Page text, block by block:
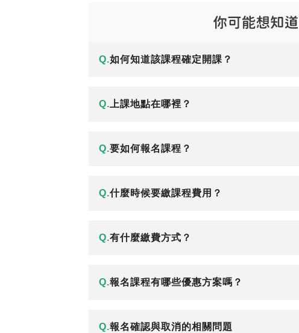
Q.如何知道該課程確定開課？
Q. 上課地點在哪裡？
Q.要如何報名課程？
Q.什麼時候要繳課程費用？
Q.有什麼繳費方式？
Q.報名課程有哪些優惠方案嗎？
Q.報名確認與取消的相關問題